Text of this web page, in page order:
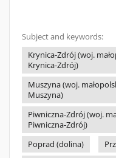
Subject and keywords:
Krynica-Zdrój (woj.
Krynica-Zdrój)
Muszyna (woj.
Muszyna)
Piwniczna-Zdrój (woj.
Piwniczna-Zdrój)
Poprad (dolina)